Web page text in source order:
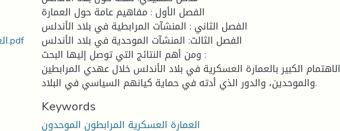
العمارة العسكرية في بلاد الأندلس خلال عهدي.pdf
الفصل الأول : مفاهيم عامة حول العمارة
الفصل الثاني : المنشآت المرابطية في بلاد الأندلس
الفصل الثالث: المنشآت الموحدية في بلاد الأندلس
ومن أهم النتائج التي توصل إليها البحث :
الاهتمام الكبير بالعمارة العسكرية في بلاد الأندلس خلال عهدي المرابطين
والموحدين، والدور الذي أدته في حماية كيانهم السياسي في البلاد.
Keywords
العمارة العسكرية المرابطون الموحدون